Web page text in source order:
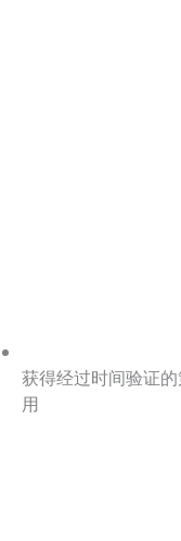
获得经过时间验证
用